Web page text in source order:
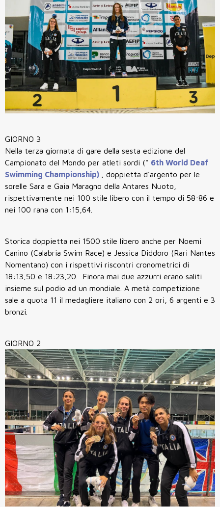
GIORNO 3
Nella terza giornata di gare della sesta edizione del
Campionato del Mondo per atleti sordi (" 6th World Deaf
Swimming Championship)
, doppietta d'argento per le
sorelle Sara e Gaia Maragno della Antares Nuoto,
rispettivamente nei 100 stile libero con il tempo di 58:86 e
nei 100 rana con 1:15,64.
Storica doppietta nei 1500 stile libero anche per Noemi
Canino (Calabria Swim Race) e Jessica Diddoro (Rari Nantes
Nomentano) con i rispettivi riscontri cronometrici di
18:13,50 e 18:23,20. Finora mai due azzurri erano saliti
insieme sul podio ad un mondiale. A metà competizione
sale a quota 11 il medagliere italiano con 2 ori, 6 argenti e 3
bronzi.
GIORNO 2